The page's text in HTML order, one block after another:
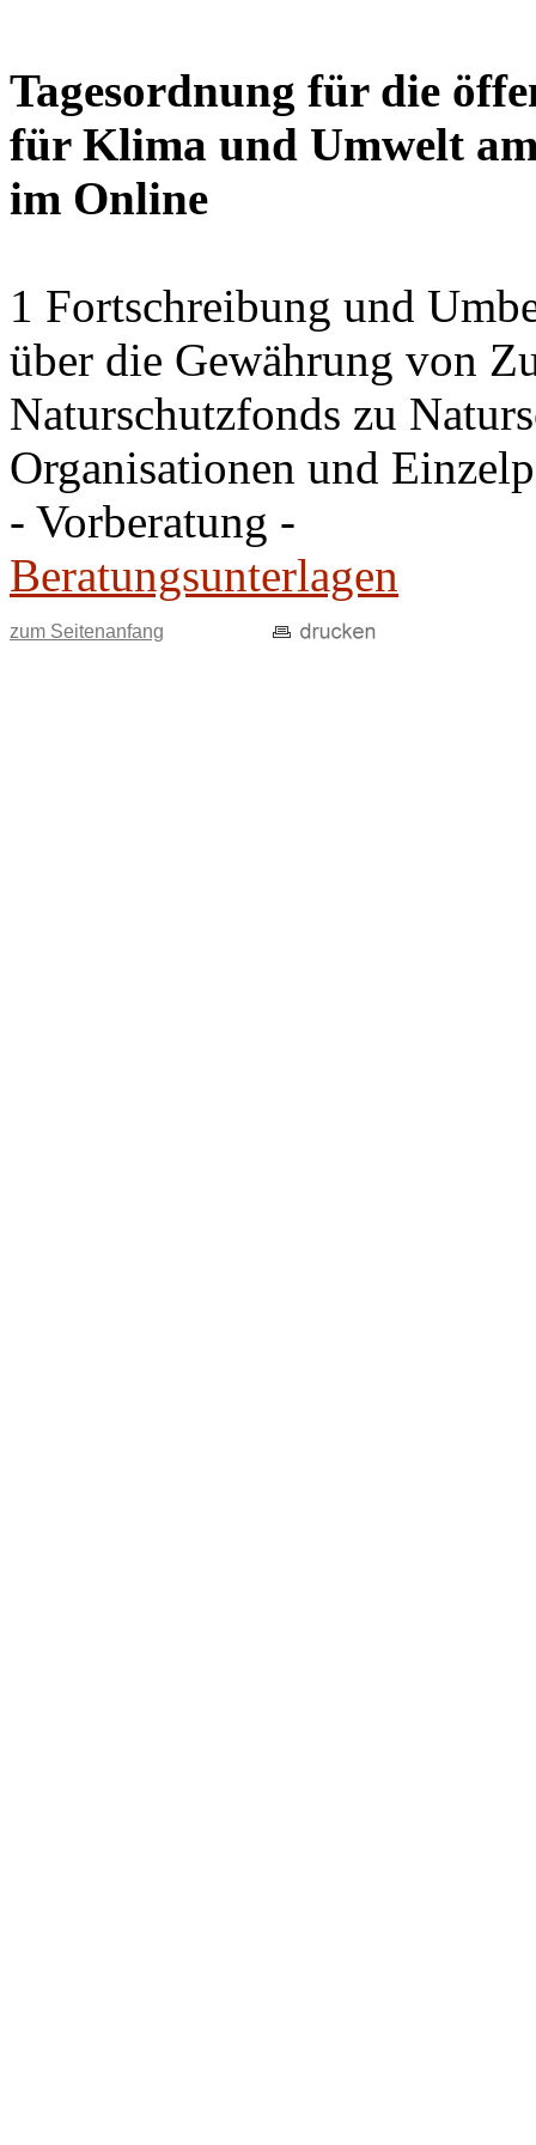
Tagesordnung für die
für Klima und Umwelt
im Online
1 Fortschreibung und
über die Gewährung von
Naturschutzfonds zu
Organisationen und
- Vorberatung -
Beratungsunterlagen
zum Seitenanfang